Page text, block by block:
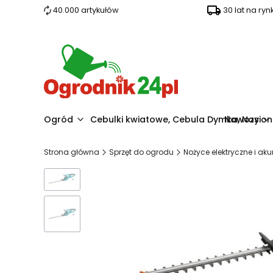
40.000 artykułów 30 lat na
Ogród Cebulki kwiatowe, Cebula Dymka,Nawozy
Strona główna Sprzęt do ogrodu Nożyce elektryczne i